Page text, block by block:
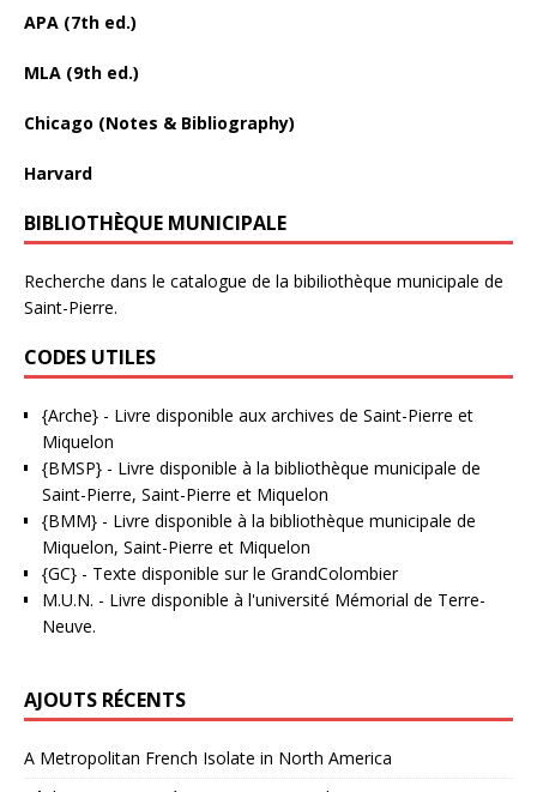
APA (7th ed.)
MLA (9th ed.)
Chicago (Notes & Bibliography)
Harvard
BIBLIOTHÈQUE MUNICIPALE
Recherche dans le catalogue de la bibiliothèque municipale de
Saint-Pierre.
CODES UTILES
{Arche} - Livre disponible aux archives de Saint-Pierre et
Miquelon
{BMSP} - Livre disponible à la bibliothèque municipale de
Saint-Pierre, Saint-Pierre et Miquelon
{BMM} - Livre disponible à la bibliothèque municipale de
Miquelon, Saint-Pierre et Miquelon
{GC} - Texte disponible sur le GrandColombier
M.U.N. - Livre disponible à l'université Mémorial de Terre-
Neuve.
AJOUTS RÉCENTS
A Metropolitan French Isolate in North America